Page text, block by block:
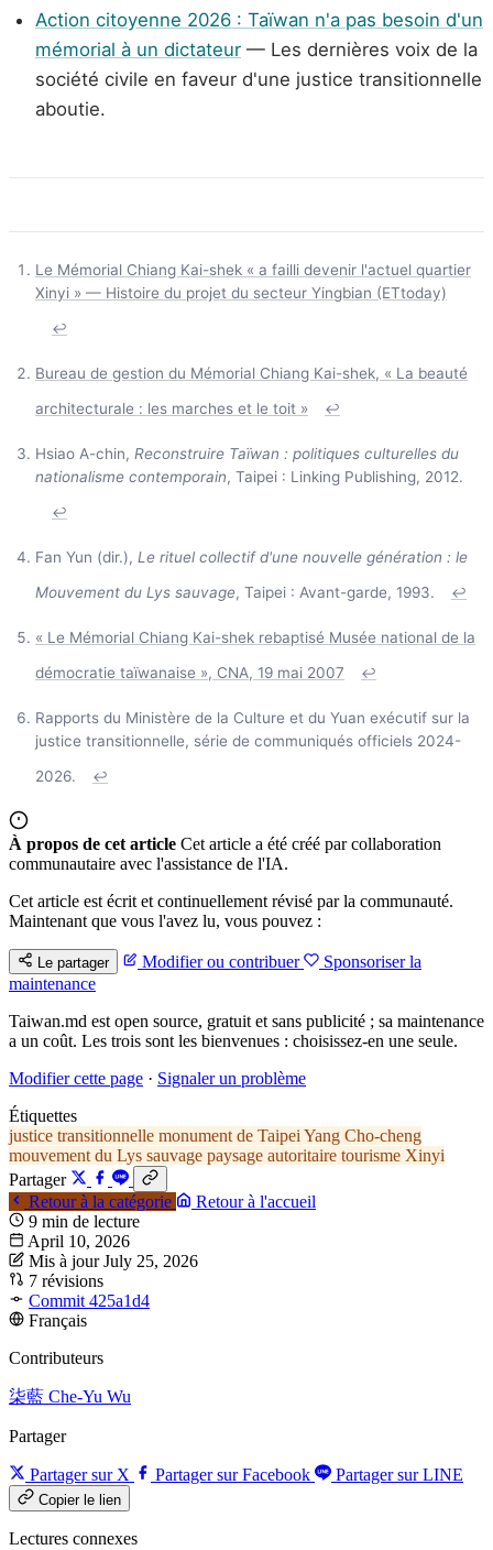
Action citoyenne 2026 : Taïwan n'a pas besoin d'un
mémorial à un dictateur — Les dernières voix de la
société civile en faveur d'une justice transitionnelle
aboutie.
Le Mémorial Chiang Kai-shek « a failli devenir l'actuel quartier
Xinyi » — Histoire du projet du secteur Yingbian (ETtoday)
↩
Bureau de gestion du Mémorial Chiang Kai-shek, « La beauté
architecturale : les marches et le toit »
↩
Hsiao A-chin, Reconstruire Taïwan : politiques culturelles du
nationalisme contemporain, Taipei : Linking Publishing, 2012.
↩
Fan Yun (dir.), Le rituel collectif d'une nouvelle génération : le
Mouvement du Lys sauvage, Taipei : Avant-garde, 1993. ↩
« Le Mémorial Chiang Kai-shek rebaptisé Musée national de la
démocratie taïwanaise », CNA, 19 mai 2007
↩
Rapports du Ministère de la Culture et du Yuan exécutif sur la
justice transitionnelle, série de communiqués officiels 2024-
2026.
↩
À propos de cet article Cet article a été créé par collaboration
communautaire avec l'assistance de l'IA.
Cet article est écrit et continuellement révisé par la communauté.
Maintenant que vous l'avez lu, vous pouvez :
Le partager Modifier ou contribuer
Sponsoriser la
maintenance
Taiwan.md est open source, gratuit et sans publicité ; sa maintenance
a un coût. Les trois sont les bienvenues : choisissez-en une seule.
Modifier cette page · Signaler un problème
Étiquettes
justice transitionnelle monument de Taipei Yang Cho-cheng
mouvement du Lys sauvage paysage autoritaire tourisme Xinyi
Partager
Retour à la catégorie
Retour à l'accueil
9 min de lecture
April 10, 2026
Mis à jour July 25, 2026
7 révisions
Commit 425a1d4
Français
Contributeurs
柒藍 Che-Yu Wu
Partager
Partager sur X Partager sur Facebook Partager sur LINE
Copier le lien
Lectures connexes